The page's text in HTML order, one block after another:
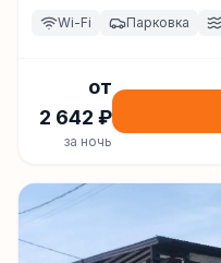
Wi-Fi Парковка
от
2 642 ₽
за ночь